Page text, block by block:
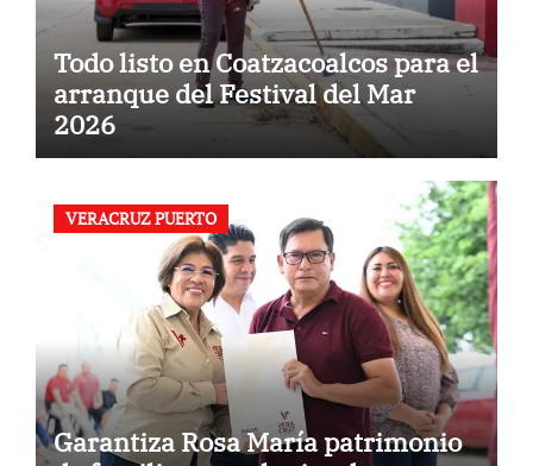
Todo listo en Coatzacoalcos para el
arranque del Festival del Mar
2026
VERACRUZ PUERTO
Garantiza Rosa María patrimonio